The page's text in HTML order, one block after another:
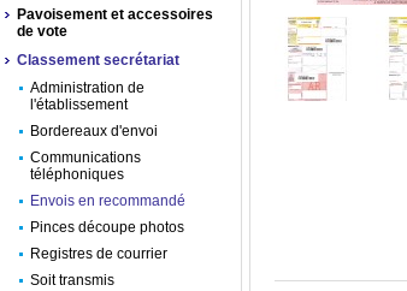
Pavoisement et accessoires
de vote
Classement secrétariat
Administration de
l'établissement
Bordereaux d'envoi
Communications
téléphoniques
Envois en recommandé
Pinces découpe photos
Registres de courrier
Soit transmis